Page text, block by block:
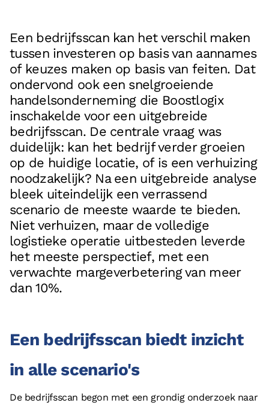
Neem contact op met ons
+31 (0)85 070 5395
info@boostlogix.com
Volg ons op social media
facebook
linkedin
© 2026 - Boostlogix | Logistiek Adviesbureau
Privacy
Disclaimer
Algemene voorwaarden
Een bedrijfsscan kan het verschil maken
tussen investeren op basis van aannames
of keuzes maken op basis van feiten. Dat
ondervond ook een snelgroeiende
handelsonderneming die Boostlogix
inschakelde voor een uitgebreide
bedrijfsscan. De centrale vraag was
duidelijk: kan het bedrijf verder groeien
op de huidige locatie, of is een verhuizing
noodzakelijk? Na een uitgebreide analyse
bleek uiteindelijk een verrassend
scenario de meeste waarde te bieden.
Niet verhuizen, maar de volledige
logistieke operatie uitbesteden leverde
het meeste perspectief, met een
verwachte margeverbetering van meer
dan 10%.
Een bedrijfsscan biedt inzicht
in alle scenario's
De bedrijfsscan begon met een grondig onderzoek naar